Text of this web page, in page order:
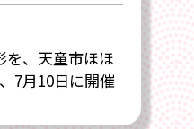
、天童市ほほ
7月10日に開催